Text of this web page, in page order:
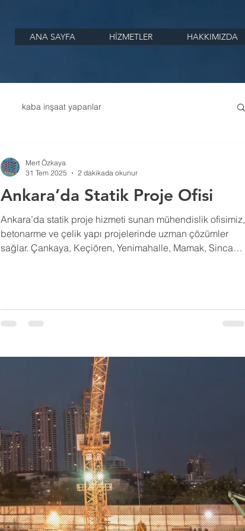
ANA SAYFA HİZMETLER HAKKIMIZDA
kaba inşaat yapanlar
Ankara’da Statik Proje Ofisi
Ankara’da statik proje hizmeti sunan mühendislik ofisimiz,
betonarme ve çelik yapı projelerinde uzman çözümler
sağlar. Çankaya, Keçiören, Yenimahalle, Mamak, Sincan,
sağlıyoruz.
Mert Özkaya
31 Tem 2025
2 dakikada okunur